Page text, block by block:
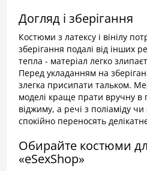
Догляд і зберігання
Костюми з латексу і вінілу
зберігання подалі від інших
тепла - матеріал легко
Перед укладанням на
злегка присипати тальком.
моделі краще прати вручну в
віджиму, а речі з поліаміду
спокійно переносять
Обирайте костюми
«eSexShop»